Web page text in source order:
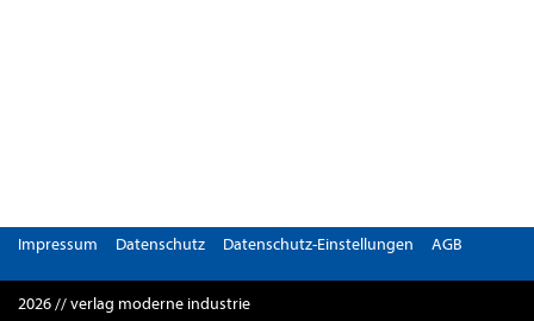
Impressum Datenschutz Datenschutz-Einstellungen AGB
2026 // verlag moderne industrie